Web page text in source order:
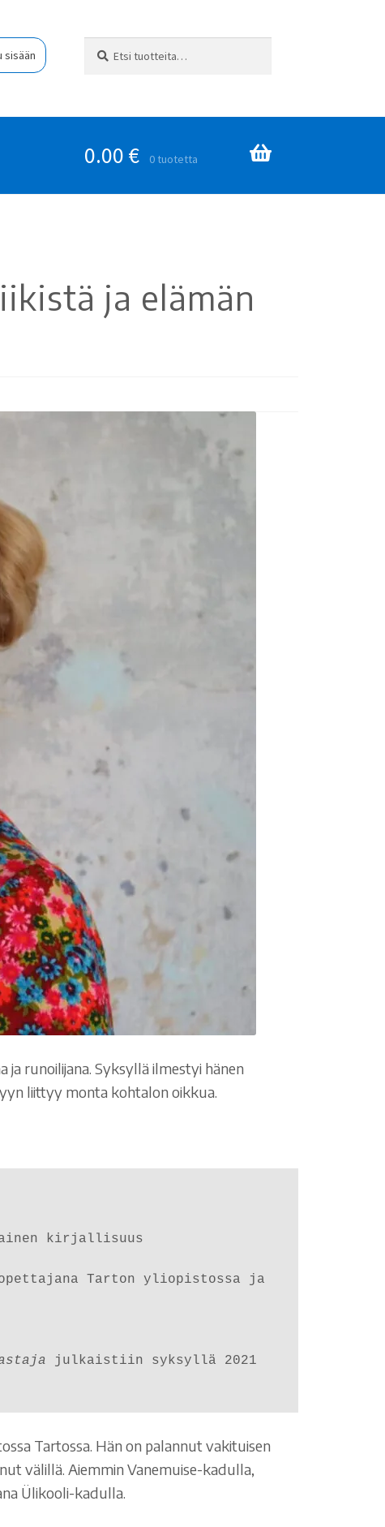
sisään
0.00 € 0 tuotetta
ja elämän
runoilijana. Syksyllä ilmestyi hänen
liittyy monta kohtalon oikkua.
kirjallisuus
Tarton yliopistossa ja
julkaistiin syksyllä 2021
Tartossa. Hän on palannut vakituisen
välillä. Aiemmin Vanemuise-kadulla,
Ülikooli-kadulla.